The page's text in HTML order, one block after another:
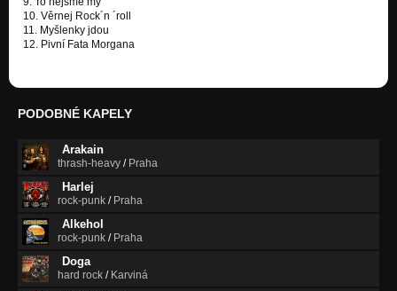
Radost (live 1985)
Nezařazeno
Nezařazeno
Den pro mou lásku (Akta X 2001)
Pivní fata morgana (Generace 1996)
Nezařazeno
Prázdný dům (Soudnej den 1993)
Nezařazeno
Bigbít sílu dává (Soudnej den, 1993)
Soudnej den
10. Věrnej Rock´n ´roll
11. Myšlenky jdou
12. Pivní Fata Morgana
PODOBNÉ KAPELY
Arakain
thrash-heavy / Praha
Harlej
rock-punk / Praha
Alkehol
rock-punk / Praha
Doga
hard rock / Karviná